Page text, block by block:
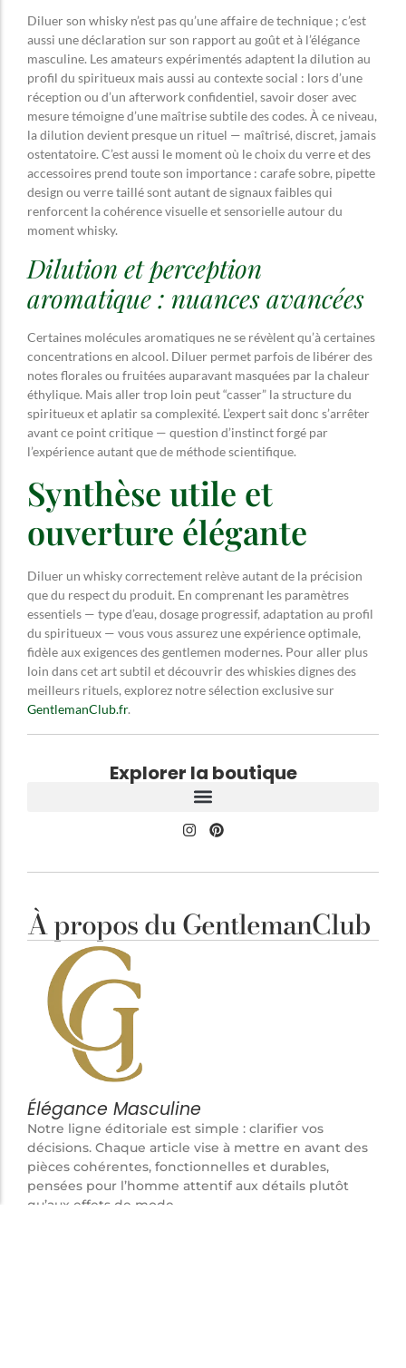
Diluer son whisky n’est pas qu’une affaire de technique ; c’est
aussi une déclaration sur son rapport au goût et à l’élégance
masculine. Les amateurs expérimentés adaptent la dilution au
profil du spiritueux mais aussi au contexte social : lors d’une
réception ou d’un afterwork confidentiel, savoir doser avec
mesure témoigne d’une maîtrise subtile des codes. À ce niveau,
la dilution devient presque un rituel — maîtrisé, discret, jamais
ostentatoire. C’est aussi le moment où le choix du verre et des
accessoires prend toute son importance : carafe sobre, pipette
design ou verre taillé sont autant de signaux faibles qui
renforcent la cohérence visuelle et sensorielle autour du
moment whisky.
Dilution et perception
aromatique : nuances avancées
Certaines molécules aromatiques ne se révèlent qu’à certaines
concentrations en alcool. Diluer permet parfois de libérer des
notes florales ou fruitées auparavant masquées par la chaleur
éthylique. Mais aller trop loin peut “casser” la structure du
spiritueux et aplatir sa complexité. L’expert sait donc s’arrêter
avant ce point critique — question d’instinct forgé par
l’expérience autant que de méthode scientifique.
Synthèse utile et
ouverture élégante
Diluer un whisky correctement relève autant de la précision
que du respect du produit. En comprenant les paramètres
essentiels — type d’eau, dosage progressif, adaptation au profil
du spiritueux — vous vous assurez une expérience optimale,
fidèle aux exigences des gentlemen modernes. Pour aller plus
loin dans cet art subtil et découvrir des whiskies dignes des
meilleurs rituels, explorez notre sélection exclusive sur
GentlemanClub.fr.
Explorer la boutique
À propos du GentlemanClub
Élégance Masculine
Notre ligne éditoriale est simple : clarifier vos
décisions. Chaque article vise à mettre en avant des
pièces cohérentes, fonctionnelles et durables,
pensées pour l’homme attentif aux détails plutôt
qu’aux effets de mode.